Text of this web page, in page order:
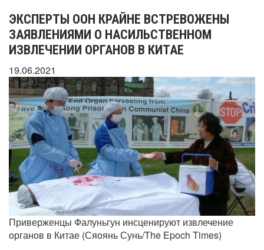
ЭКСПЕРТЫ ООН КРАЙНЕ ВСТРЕВОЖЕНЫ
ЗАЯВЛЕНИЯМИ О НАСИЛЬСТВЕННОМ
ИЗВЛЕЧЕНИИ ОРГАНОВ В КИТАЕ
19.06.2021
Приверженцы Фалуньгун инсценируют извлечение
органов в Китае (Сяоянь Сунь/The Epoch Times)